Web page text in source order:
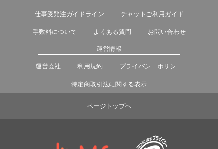
仕事受発注ガイドライン チャットご利用ガイド
手数料について よくある質問 お問い合わせ
運営情報
運営会社 利用規約 プライバシーポリシー
特定商取引法に関する表示
ページトップヘ